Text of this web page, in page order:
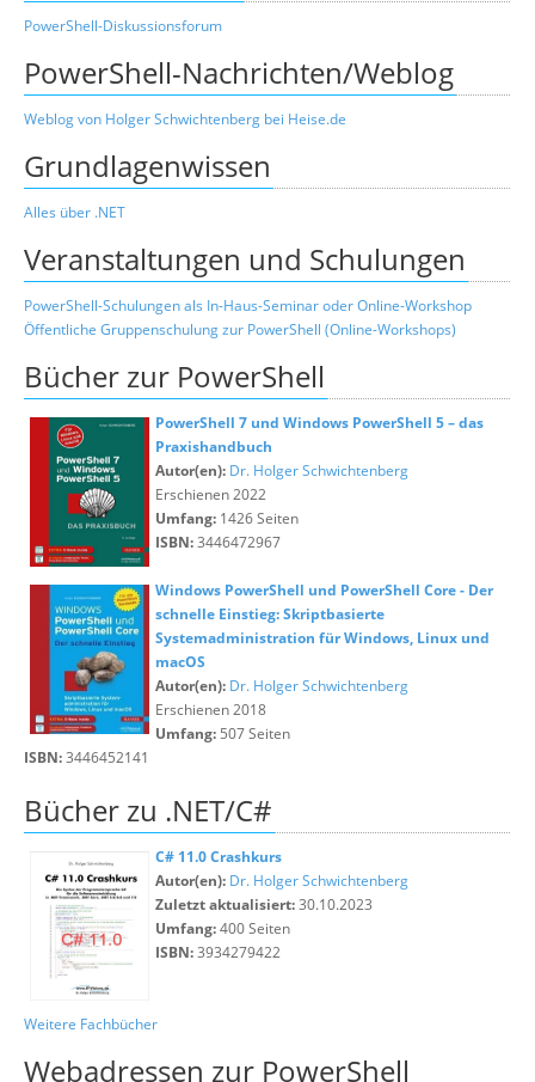
PowerShell-Diskussionsforum
PowerShell-Nachrichten/Weblog
Weblog von Holger Schwichtenberg bei Heise.de
Grundlagenwissen
Alles über .NET
Veranstaltungen und Schulungen
PowerShell-Schulungen als In-Haus-Seminar oder Online-Workshop
Öffentliche Gruppenschulung zur PowerShell (Online-Workshops)
Bücher zur PowerShell
PowerShell 7 und Windows PowerShell 5 – das
Praxishandbuch
Autor(en): Dr. Holger Schwichtenberg
Erschienen 2022
Umfang: 1426 Seiten
ISBN:3446472967
Windows PowerShell und PowerShell Core - Der
schnelle Einstieg: Skriptbasierte
Systemadministration für Windows, Linux und
macOS
Autor(en): Dr. Holger Schwichtenberg
Erschienen 2018
Umfang: 507 Seiten
ISBN:3446452141
Bücher zu .NET/C#
C# 11.0 Crashkurs
Autor(en): Dr. Holger Schwichtenberg
Zuletzt aktualisiert:30.10.2023
Umfang:400 Seiten
ISBN:3934279422
Weitere Fachbücher
Webadressen zur PowerShell